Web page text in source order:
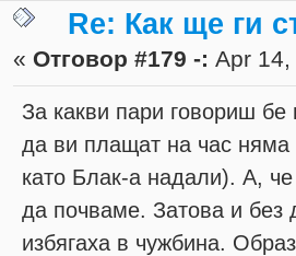
Re: Как ще ги
« Отговор #179 -: Apr
За какви пари говориш бе
да ви плащат на час
като Блак-а надали). А,
да почваме. Затова и без
избягаха в чужбина.